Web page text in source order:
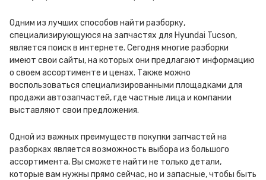
Одним из лучших способов найти разборку,
специализирующуюся на запчастях для Hyundai Tucson,
является поиск в интернете. Сегодня многие разборки
имеют свои сайты, на которых они предлагают информацию
о своем ассортименте и ценах. Также можно
воспользоваться специализированными площадками для
продажи автозапчастей, где частные лица и компании
выставляют свои предложения.
Одной из важных преимуществ покупки запчастей на
разборках является возможность выбора из большого
ассортимента. Вы сможете найти не только детали,
которые вам нужны прямо сейчас, но и запасные, чтобы быть